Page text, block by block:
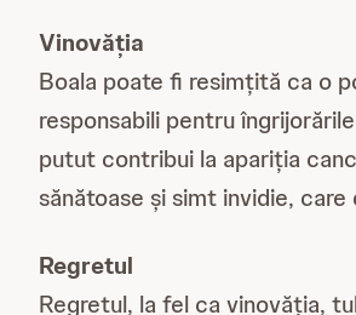
Vinovăția
Boala poate fi resimțită ca o
responsabili pentru
putut contribui la apariția
sănătoase și simt invidie,
Regretul
Regretul, la fel ca vinovăția,